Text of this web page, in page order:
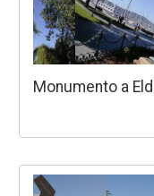
Monumento a